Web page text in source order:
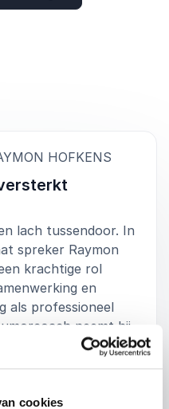
cookies
HOFKENS
lach tussendoor. In
spreker Raymon
krachtige rol
en
als professioneel
neemt hij
waarom sommige